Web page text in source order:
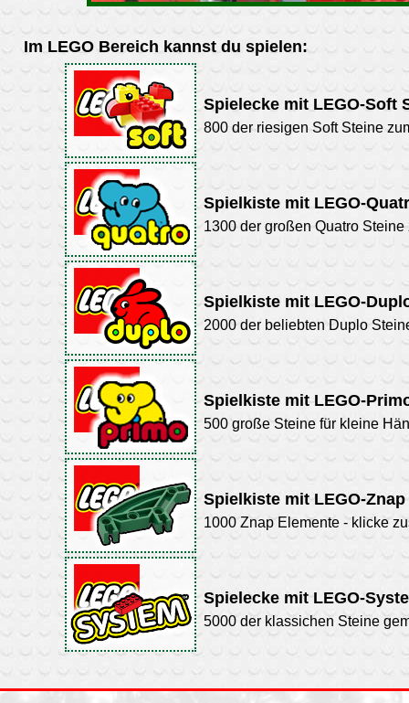
Im LEGO Bereich kannst du spielen:
Spielecke mit LEGO-Soft
800 der riesigen Soft Steine
Spielkiste mit LEGO-
1300 der großen Quatro
Spielkiste mit LEGO-
2000 der beliebten Duplo
Spielkiste mit LEGO-
500 große Steine für kleine
Spielkiste mit LEGO-
1000 Znap Elemente - klicke
Spielecke mit LEGO-
5000 der klassichen Steine